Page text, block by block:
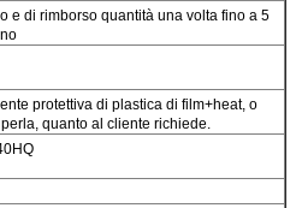
e di rimborso quantità una volta fino a 5
protettiva di plastica di film+heat, o
quanto al cliente richiede.